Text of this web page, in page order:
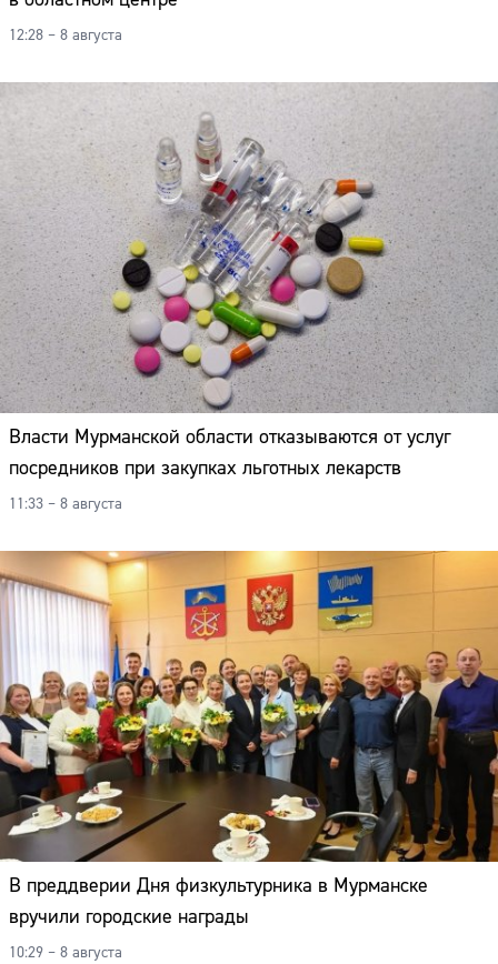
12:28 – 8 августа
Власти Мурманской области отказываются от услуг
посредников при закупках льготных лекарств
11:33 – 8 августа
В преддверии Дня физкультурника в Мурманске
вручили городские награды
10:29 – 8 августа